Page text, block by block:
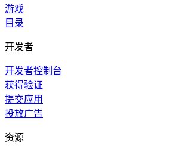
游戏
目录
开发者
开发者控制台
获得验证
提交应用
投放广告
资源